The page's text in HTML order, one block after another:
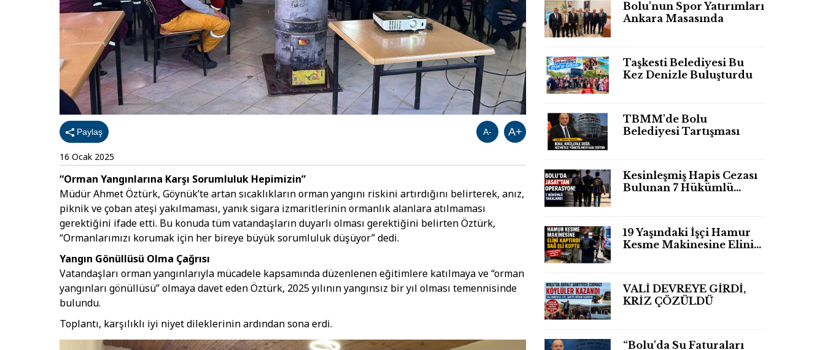
Paylaş A+
A-
16 Ocak 2025
“Orman Yangınlarına Karşı Sorumluluk Hepimizin”
Müdür Ahmet Öztürk, Göynük’te artan sıcaklıkların orman yangını riskini artırdığını belirterek, anız,
piknik ve çoban ateşi yakılmaması, yanık sigara izmaritlerinin ormanlık alanlara atılmaması
gerektiğini ifade etti. Bu konuda tüm vatandaşların duyarlı olması gerektiğini belirten Öztürk,
“Ormanlarımızı korumak için her bireye büyük sorumluluk düşüyor” dedi.
Yangın Gönüllüsü Olma Çağrısı
Vatandaşları orman yangınlarıyla mücadele kapsamında düzenlenen eğitimlere katılmaya ve “orman
yangınları gönüllüsü” olmaya davet eden Öztürk, 2025 yılının yangınsız bir yıl olması temennisinde
bulundu.
Toplantı, karşılıklı iyi niyet dileklerinin ardından sona erdi.
Bolu'nun Spor Yatırımları
Ankara Masasında
Taşkesti Belediyesi Bu
Kez Denizle Buluşturdu
TBMM'de Bolu
Belediyesi Tartışması
Kesinleşmiş Hapis Cezası
Bulunan 7 Hükümlü
19 Yaşındaki İşçi Hamur
Kesme Makinesine Elini
VALİ DEVREYE GİRDİ,
KRİZ ÇÖZÜLDÜ
“Bolu'da Su Faturaları